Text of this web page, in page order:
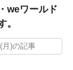
weワールド
。
月)の記事